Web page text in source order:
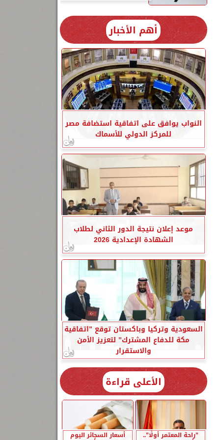
أهم الأخبار
النواب يوافق على اتفاقية استضافة مصر
للمركز الدولي للأسماك
موعد إعلان نتيجة الدور الثاني لطلاب
الشهادة الإعدادية 2026
السعودية وتركيا وباكستان توقع ”اتفاقية
مكة للدفاع المشترك” لتعزيز الأمن
والاستقرار
الأعلى قراءة
”راحة المعتمر أولًا”.. أسعار السجائر اليوم